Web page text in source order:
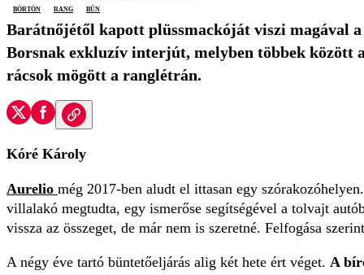
börtön
rang bűn
Barátnőjétől kapott plüssmackóját viszi magával
Borsnak exkluzív interjút, melyben többek között
rácsok mögött a ranglétrán.
Kóré Károly
Aurelio még 2017-ben aludt el ittasan egy
villalakó megtudta, egy ismerőse segítségével a tolvajt
vissza az összeget, de már nem is szeretné. Felfogása
A négy éve tartó büntetőeljárás alig két hete ért véget. A